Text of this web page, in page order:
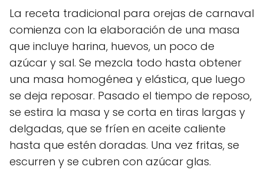
La receta tradicional para orejas de carnaval
comienza con la elaboración de una masa
que incluye harina, huevos, un poco de
azúcar y sal. Se mezcla todo hasta obtener
una masa homogénea y elástica, que luego
se deja reposar. Pasado el tiempo de reposo,
se estira la masa y se corta en tiras largas y
delgadas, que se fríen en aceite caliente
hasta que estén doradas. Una vez fritas, se
escurren y se cubren con azúcar glas.